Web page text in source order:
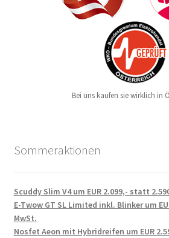
Bei uns kaufen sie wirklich in
Sommeraktionen
Scuddy Slim V4 um EUR 2.099,- statt
E-Twow GT SL Limited inkl. Blinker um
MwSt.
Nosfet Aeon mit Hybridreifen um EUR